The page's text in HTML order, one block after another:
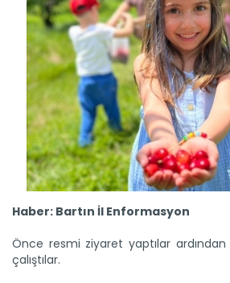
Haber: Bartın İl Enformasyon
Önce resmi ziyaret yaptılar
çalıştılar.